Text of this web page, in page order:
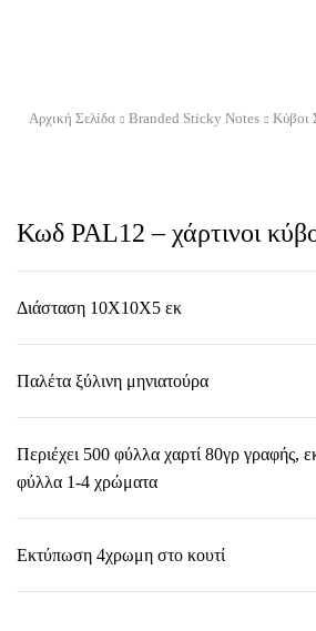
Αρχική Σελίδα Branded Sticky Notes Κύβοι
Κωδ PAL12 – χάρτινοι
Διάσταση 10Χ10Χ5 εκ
Παλέτα ξύλινη μηνιατούρα
Περιέχει 500 φύλλα χαρτί 80γρ γραφής,
φύλλα 1-4 χρώματα
Εκτύπωση 4χρωμη στο κουτί